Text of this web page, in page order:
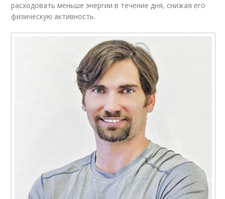
расходовать меньше энергии в течение дня, снижая его
физическую активность.